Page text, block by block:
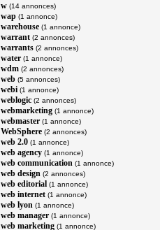
w (14 annonces)
wap (1 annonce)
warehouse (1 annonce)
warrant (2 annonces)
warrants (2 annonces)
water (1 annonce)
wdm (2 annonces)
web (5 annonces)
webi (1 annonce)
weblogic (2 annonces)
webmarketing (1 annonce)
webmaster (1 annonce)
WebSphere (2 annonces)
web 2.0 (1 annonce)
web agency (1 annonce)
web communication (1 annonce)
web design (2 annonces)
web editorial (1 annonce)
web internet (1 annonce)
web lyon (1 annonce)
web manager (1 annonce)
web marketing (1 annonce)